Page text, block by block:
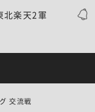
北楽天2軍
交流戦